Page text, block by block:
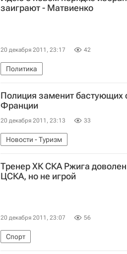
заиграют - Матвиенко
20 декабря 2011, 23:17 42
Политика
Полиция заменит бастующих
Франции
20 декабря 2011, 23:13 33
Новости - Туризм
Тренер ХК СКА Ржига
ЦСКА, но не игрой
20 декабря 2011, 23:07 56
Спорт